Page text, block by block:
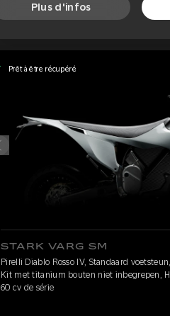
Plus d'infos
Prêt à être récupéré
STARK VARG SM
Pirelli Diablo Rosso IV, Standaard
Kit met titanium bouten niet inbegrepen,
60 cv de série